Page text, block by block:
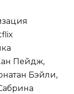
Пейдж,
Бэйли,